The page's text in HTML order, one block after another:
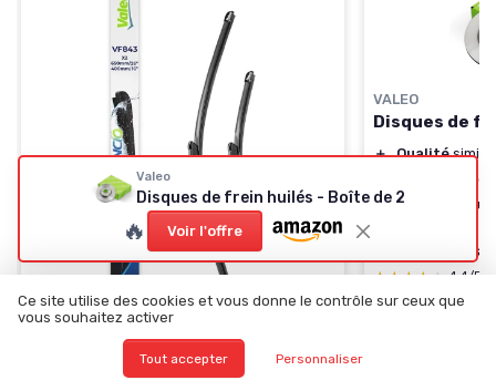
VALEO
Disques de
＋ Qualité
＋ Ventilés
★★★★★
★★★★★ 4,4/5
Valeo
Disques de frein huilés - Boîte de 2
🔥 Voir l'offre
Ce site utilise des cookies et vous donne le contrôle sur ceux que
vous souhaitez activer
Tout accepter Personnaliser